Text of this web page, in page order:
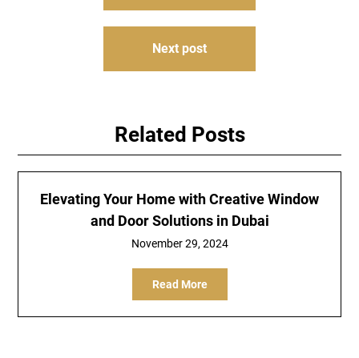
Next post
Related Posts
Elevating Your Home with Creative Window
and Door Solutions in Dubai
November 29, 2024
Read More